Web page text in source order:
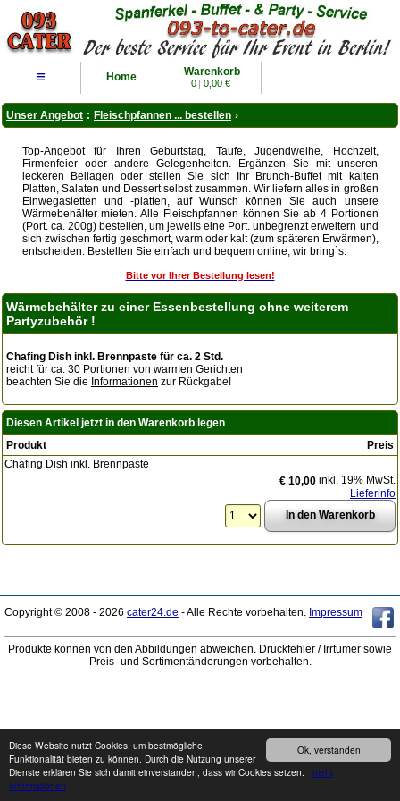
Ok, verstanden
Diese Website nutzt Cookies, um bestmögliche
Funktionalität bieten zu können. Durch die Nutzung unserer
Dienste erklären Sie sich damit einverstanden, dass wir Cookies setzen. mehr
Informationen
≡ Home Warenkorb
0 | 0,00 €
Unser Angebot : Fleischpfannen ... bestellen ›
Top-Angebot für Ihren Geburtstag, Taufe, Jugendweihe, Hochzeit,
Firmenfeier oder andere Gelegenheiten. Ergänzen Sie mit unseren
leckeren Beilagen oder stellen Sie sich Ihr Brunch-Buffet mit kalten
Platten, Salaten und Dessert selbst zusammen. Wir liefern alles in großen
Einwegasietten und -platten, auf Wunsch können Sie auch unsere
Wärmebehälter mieten. Alle Fleischpfannen können Sie ab 4 Portionen
(Port. ca. 200g) bestellen, um jeweils eine Port. unbegrenzt erweitern und
sich zwischen fertig geschmort, warm oder kalt (zum späteren Erwärmen),
entscheiden. Bestellen Sie einfach und bequem online, wir bring`s.
Bitte vor Ihrer Bestellung lesen!
Wärmebehälter zu einer Essenbestellung ohne weiterem
Partyzubehör !
Chafing Dish inkl. Brennpaste für ca. 2 Std.
reicht für ca. 30 Portionen von warmen Gerichten
beachten Sie die Informationen zur Rückgabe!
Diesen Artikel jetzt in den Warenkorb legen
Produkt
Preis
Chafing Dish inkl. Brennpaste
€ 10,00 inkl. 19% MwSt.
Lieferinfo
Copyright © 2008 - 2026 cater24.de - Alle Rechte vorbehalten. Impressum
Produkte können von den Abbildungen abweichen. Druckfehler / Irrtümer sowie
Preis- und Sortimentänderungen vorbehalten.